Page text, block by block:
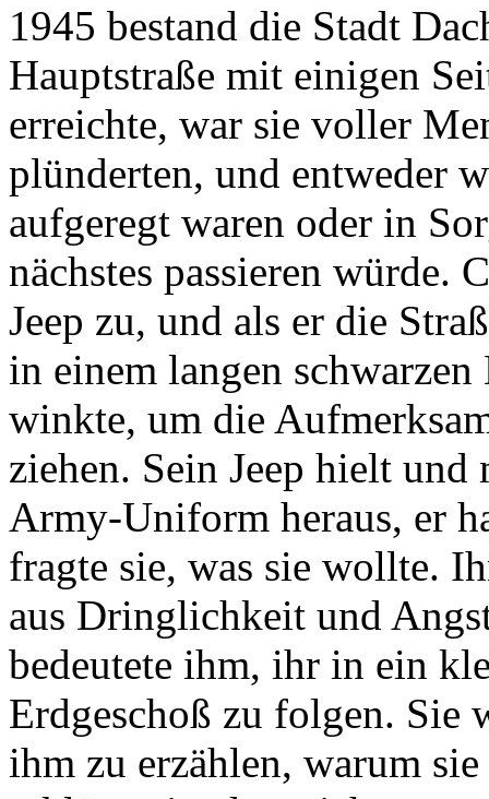
1945 bestand die Stadt
Hauptstraße mit einigen
erreichte, war sie voller
plünderten, und entweder
aufgeregt waren oder in
nächstes passieren würde.
Jeep zu, und als er die
in einem langen
winkte, um die
ziehen. Sein Jeep hielt
Army-Uniform heraus, er
fragte sie, was sie wollte.
aus Dringlichkeit und
bedeutete ihm, ihr in ein
Erdgeschoß zu folgen. Sie
ihm zu erzählen, warum